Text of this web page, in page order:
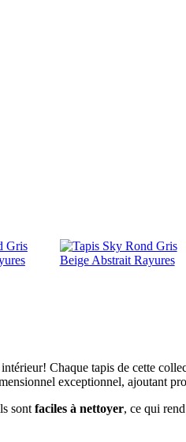
Chaque tapis de cette
exceptionnel, ajoutant
sont faciles à nettoyer, ce qui